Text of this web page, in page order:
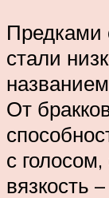
Предками
стали
От
с
вязкость